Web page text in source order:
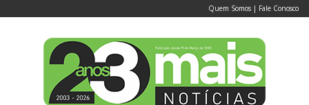
Quem Somos | Fale Conosco